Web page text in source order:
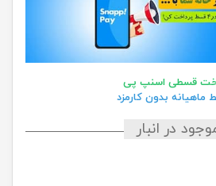
قسطی اسنپ پی
در انبار